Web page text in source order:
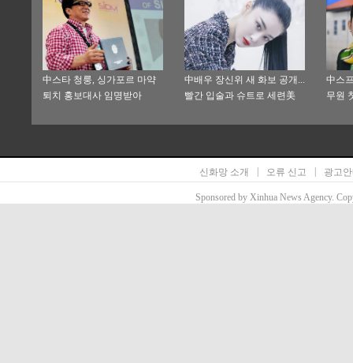
中스타 청룽, 싱가포르 마약
퇴치 홍보대사 임명받아
中배우 장신위 새 화보 공개...
빨간 입술과 슈트로 세련美
中스
무원